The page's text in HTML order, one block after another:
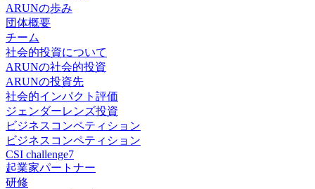
ARUNの歩み
団体概要
チーム
社会的投資について
ARUNの社会的投資
ARUNの投資先
社会的インパクト評価
ジェンダーレンズ投資
ビジネスコンペティション
ビジネスコンペティション
CSI challenge7
起業家パートナー
研修